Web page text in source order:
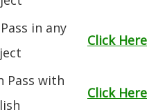
in any
Click Here
Pass with
Click Here